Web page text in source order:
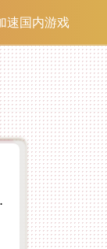
速国内游戏
境加速器选择）